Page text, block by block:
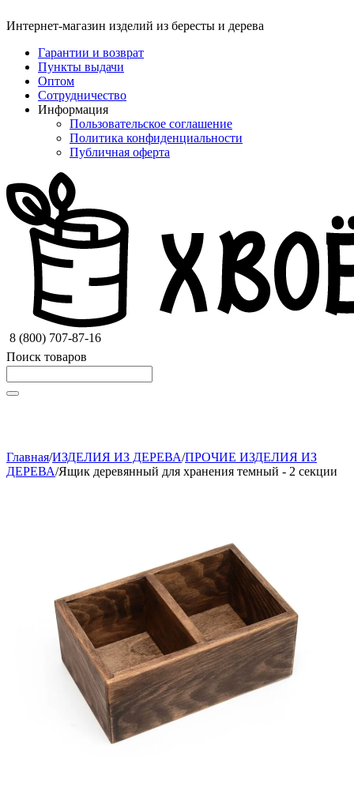
Интернет-магазин изделий из бересты и дерева
Гарантии и возврат
Пункты выдачи
Оптом
Сотрудничество
Информация
Пользовательское соглашение
Политика конфиденциальности
Публичная оферта
8 (800) 707-87-16
Поиск товаров
Главная/ИЗДЕЛИЯ ИЗ ДЕРЕВА/ПРОЧИЕ ИЗДЕЛИЯ ИЗ
ДЕРЕВА/Ящик деревянный для хранения темный - 2 секции